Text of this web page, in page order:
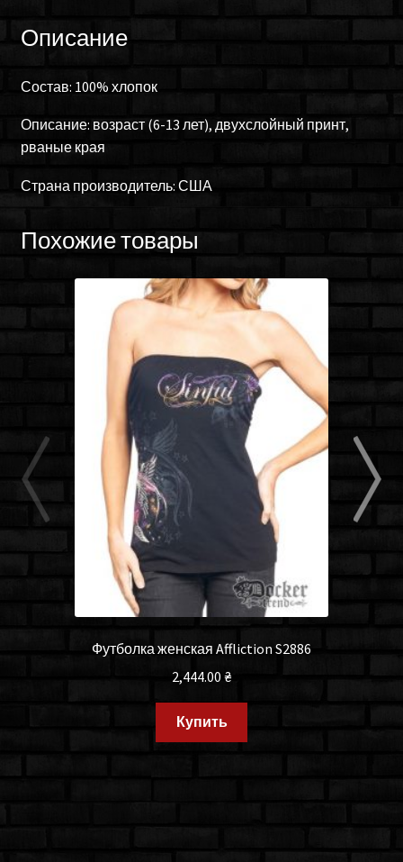
Описание
Состав: 100% хлопок
Описание: возраст (6-13 лет), двухслойный принт,
рваные края
Страна производитель: США
Похожие товары
Футболка женская Affliction S2886
2,444.00 ₴
Купить